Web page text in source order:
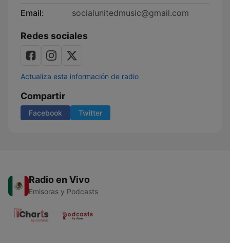
Email:
socialunitedmusic@gmail.com
Redes sociales
Actualiza esta información de radio
Compartir
Facebook Twitter
Radio en Vivo
Emisoras y Podcasts